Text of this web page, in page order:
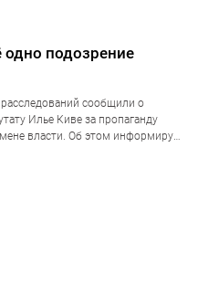
подозрение
сообщили о
Илье Киве за пропаганду
власти. Об этом информирует